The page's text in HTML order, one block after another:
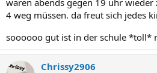
4 weg müssen. da freut sich jedes
soooooo gut ist in der schule *toll*
Chrissy2906